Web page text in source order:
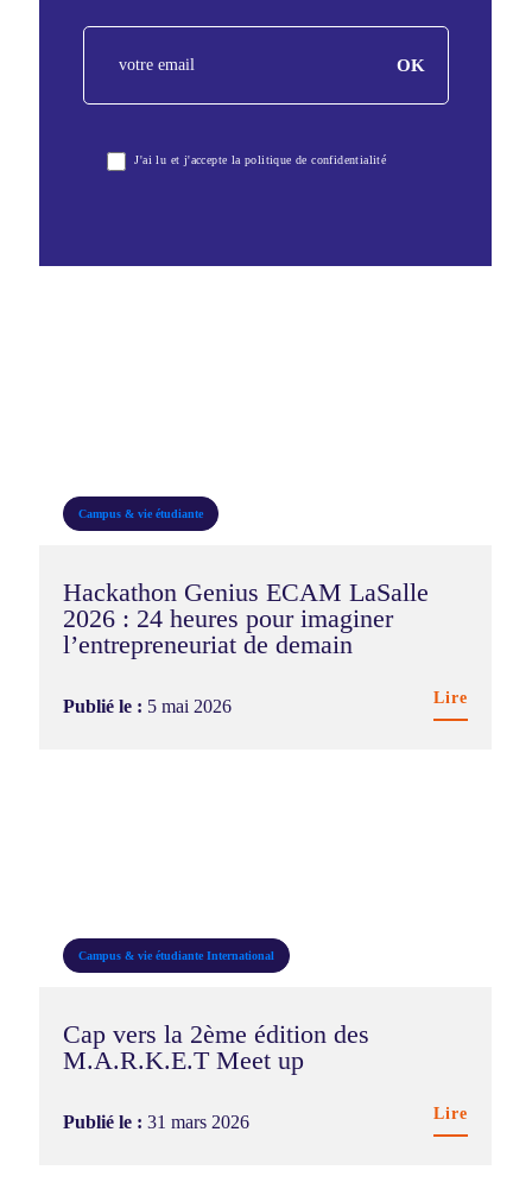
2025-J'ai lu et j'accepte la politique de confidentialité
OK
Campus & vie étudiante
Hackathon Genius ECAM LaSalle
2026 : 24 heures pour imaginer
l’entrepreneuriat de demain
Publié le : 5 mai 2026 Lire
Campus & vie étudiante International
Cap vers la 2ème édition des
M.A.R.K.E.T Meet up
Publié le :31 mars 2026 Lire